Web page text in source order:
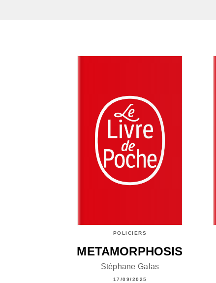
POLICIERS
METAMORPHOSIS
Stéphane Galas
17/09/2025